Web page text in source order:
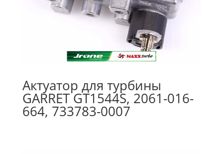
Актуатор для турбины
GARRET GT1544S, 2061-016-
664, 733783-0007